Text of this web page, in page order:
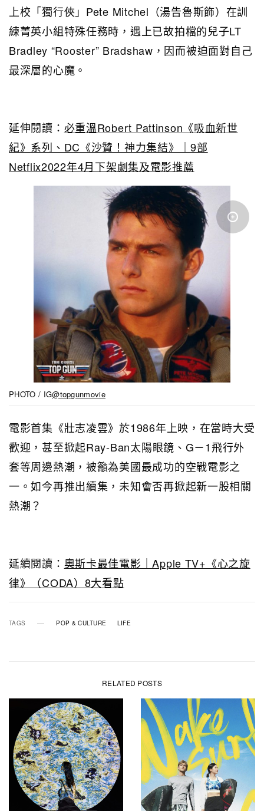
上校「獨行俠」Pete Mitchel（湯告魯斯飾）在訓
練菁英小組特殊任務時，遇上已故拍檔的兒子LT
Bradley “Rooster” Bradshaw，因而被迫面對自己
最深層的心魔。
延伸閱讀： 必重溫Robert Pattinson《吸血新世
紀》系列、DC《沙贊！神力集結》｜9部
Netflix2022年4月下架劇集及電影推薦
PHOTO / IG@topgunmovie
電影首集《壯志凌雲》於1986年上映，在當時大受
歡迎，甚至掀起Ray-Ban太陽眼鏡、G－1飛行外
套等周邊熱潮，被籲為美國最成功的空戰電影之
一。如今再推出續集，未知會否再掀起新一股相關
熱潮？
延續閱讀： 奧斯卡最佳電影｜Apple TV+《心之旋
律》（CODA）8大看點
TAGS POP & CULTURE LIFE
RELATED POSTS